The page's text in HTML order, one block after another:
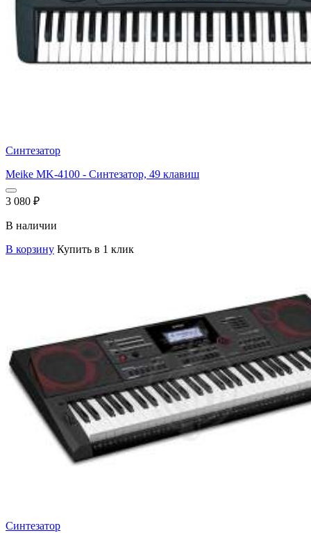
Синтезатор
Meike MK-4100 - Синтезатор, 49 клавиш
3 080 ₽
В наличии
В корзину Купить в 1 клик
Синтезатор